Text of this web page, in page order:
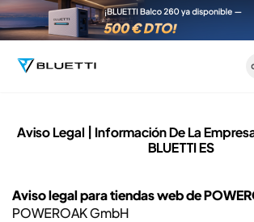
Aviso Legal | Información De La
BLUETTI ES
Aviso legal para tiendas web de
POWEROAK GmbH